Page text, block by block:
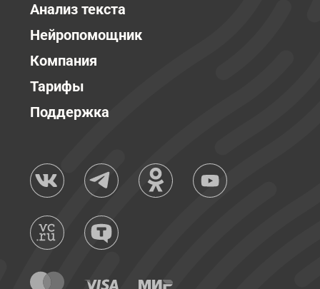
Анализ текста
Нейропомощник
Компания
Тарифы
Поддержка